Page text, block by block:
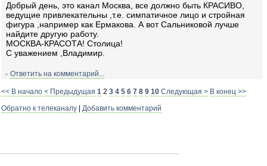
Добрый день, это канал Москва, все должно быть КРАСИВО,
ведущие привлекательны ,т.е. симпатичное лицо и стройная
фигура ,например как Ермакова. А вот Сальниковой лучше
найдите другую работу.
МОСКВА-КРАСОТА! Столица!
С уважением ,Владимир.
» Ответить на комментарий...
<< В начало < Предыдущая 1 2 3 4 5 6 7 8 9 10 Следующая > В конец >>
Обратно к телеканалу
Добавить комментарий